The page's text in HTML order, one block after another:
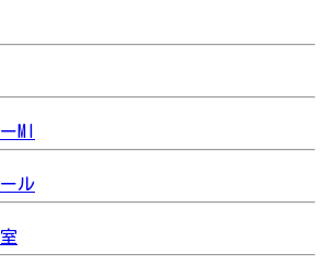
MI
ル